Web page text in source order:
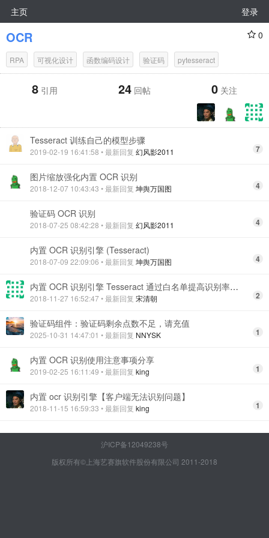
主页 登录
OCR 0
RPA 可视化设计 函数编码设计 验证码 pytesseract
8 引用 24 回帖 0 关注
Tesseract 训练自己的模型步骤
2019-02-19 16:41:58 • 最新回复 幻风影2011 7
图片缩放强化内置 OCR 识别
2018-12-07 10:43:43 • 最新回复 坤舆万国图 4
验证码 OCR 识别
2018-07-25 08:42:28 • 最新回复 幻风影2011 4
内置 OCR 识别引擎 (Tesseract)
2018-07-09 22:09:06 • 最新回复 坤舆万国图 4
内置 OCR 识别引擎 Tesseract 通过白名单提高识别率的方法
2018-11-27 16:52:47 • 最新回复 宋清朝 2
验证码组件：验证码剩余点数不足，请充值
2025-10-31 14:47:01 • 最新回复 NNYSK 1
内置 OCR 识别使用注意事项分享
2019-02-25 16:11:49 • 最新回复 king 1
内置 ocr 识别引擎【客户端无法识别问题】
2018-11-15 16:59:33 • 最新回复 king 1
沪ICP备12049238号
版权所有©上海艺赛旗软件股份有限公司 2011-2018